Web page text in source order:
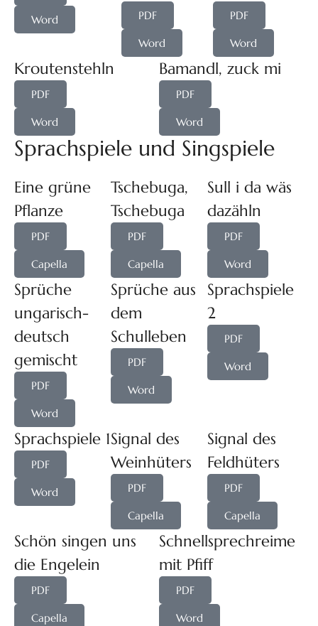
Word PDF
Word
PDF
Word
Kroutenstehln
PDF
Word
Bamandl, zuck mi
PDF
Word
Sprachspiele und Singspiele
Eine grüne
Pflanze
PDF
Capella
Tschebuga,
Tschebuga
PDF
Capella
Sull i da wäs
dazähln
PDF
Word
Sprüche
ungarisch-
deutsch
gemischt
PDF
Word
Sprüche aus
dem
Schulleben
PDF
Word
Sprachspiele
2
PDF
Word
Sprachspiele 1
PDF
Word
Signal des
Weinhüters
PDF
Capella
Signal des
Feldhüters
PDF
Capella
Schön singen uns
die Engelein
PDF
Capella
Schnellsprechreime
mit Pfiff
PDF
Word